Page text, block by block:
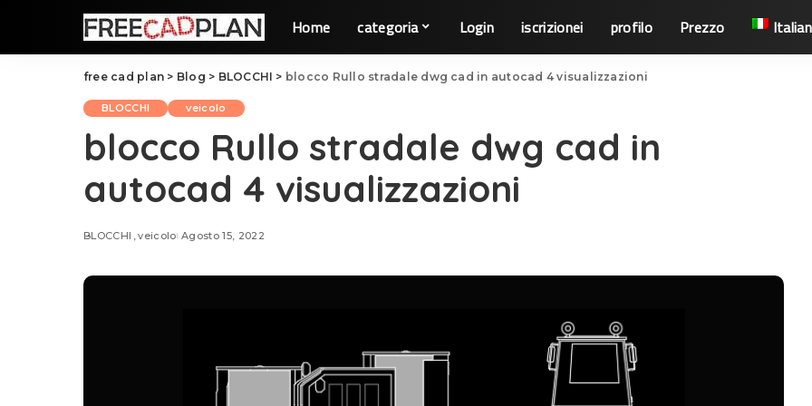
Home categoria Login iscrizionei profilo Prezzo
free cad plan > Blog > BLOCCHI > blocco Rullo stradale dwg cad in autocad 4 visualizzazioni
BLOCCHI veicolo
blocco Rullo stradale dwg cad in
autocad 4 visualizzazioni
BLOCCHI veicolo Agosto 15, 2022